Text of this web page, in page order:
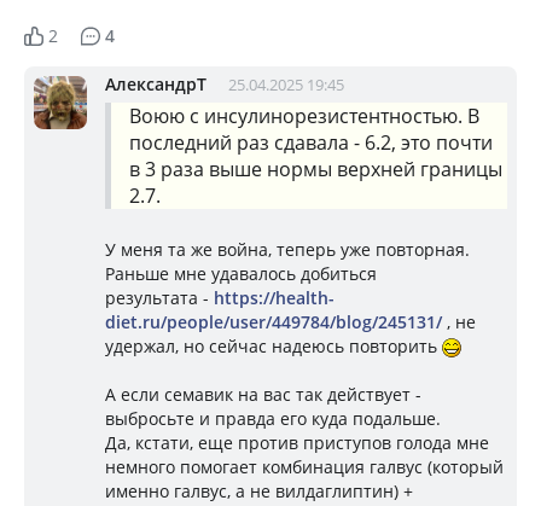
2 4
АлександрТ 25.04.2025 19:45
Воюю с инсулинорезистентностью. В
последний раз сдавала - 6.2, это почти
в 3 раза выше нормы верхней границы
2.7.
У меня та же война, теперь уже повторная.
Раньше мне удавалось добиться
результата - https://health-
diet.ru/people/user/449784/blog/245131/, не
удержал, но сейчас надеюсь повторить
А если семавик на вас так действует -
выбросьте и правда его куда подальше.
Да, кстати, еще против приступов голода мне
немного помогает комбинация галвус (который
именно галвус, а не вилдаглиптин) +